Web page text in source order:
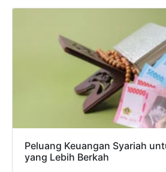
Peluang Keuangan Syariah
yang Lebih Berkah